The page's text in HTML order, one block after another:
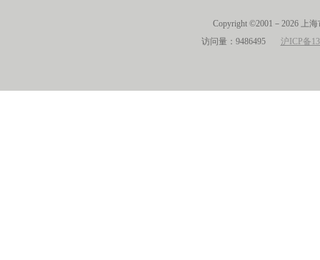
Copyright ©2001－2026 上
访问量：9486495 沪ICP备